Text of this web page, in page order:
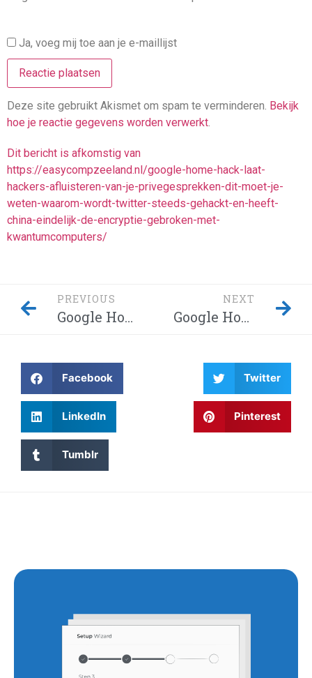
Ja, voeg mij toe aan je e-maillijst
Deze site gebruikt Akismet om spam te verminderen. Bekijk
hoe je reactie gegevens worden verwerkt.
Dit bericht is afkomstig van
https://easycompzeeland.nl/google-home-hack-laat-
hackers-afluisteren-van-je-privegesprekken-dit-moet-je-
weten-waarom-wordt-twitter-steeds-gehackt-en-heeft-
china-eindelijk-de-encryptie-gebroken-met-
kwantumcomputers/
PREVIOUS
Google Home-hack laat hackers afluisteren van je privégesprekken – Dit moet je weten! Waarom wordt Twitter steeds gehackt en heeft China eindelijk de encryptie gebroken met kwantumcomputers?
NEXT
Google Home-hack laat hackers afluisteren van je privégesprekken – Dit moet je weten! Waarom wordt Twitter steeds gehackt en heeft China eindelijk de encryptie gebroken met kwantumcomputers?
Facebook Twitter
LinkedIn Pinterest
Tumblr